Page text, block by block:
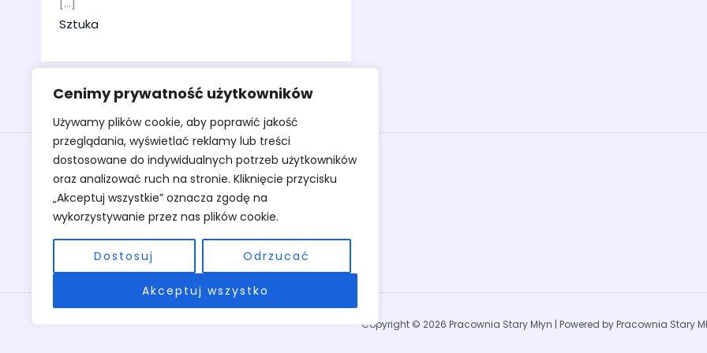
Cenimy prywatność użytkowników
Używamy plików cookie, aby poprawić jakość
przeglądania, wyświetlać reklamy lub treści
dostosowane do indywidualnych potrzeb użytkowników
oraz analizować ruch na stronie. Kliknięcie przycisku
„Akceptuj wszystkie” oznacza zgodę na
wykorzystywanie przez nas plików cookie.
Dostosuj Odrzucać
Akceptuj wszystko
Sztuka
Obrazy
Rzeźby
Sztuka
Warsztaty
O pracowni
Copyright © 2026 Pracownia Stary Młyn | Powered by Pracownia Stary